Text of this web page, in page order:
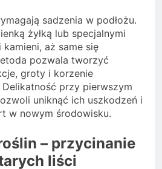
sadzenia w podłożu.
żyłką lub specjalnymi
aż same się
pozwala tworzyć
groty i korzenie
przy pierwszym
uniknąć ich uszkodzeń i
w nowym środowisku.
– przycinanie
liści